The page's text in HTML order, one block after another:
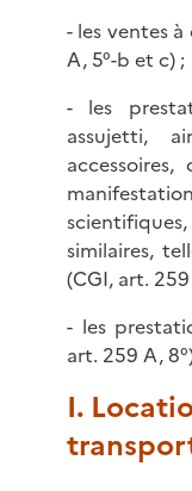
- les ventes
A, 5°-b et c) ;
- les
assujetti,
similaires,
(CGI, art.
- les
art. 259 A,
I.